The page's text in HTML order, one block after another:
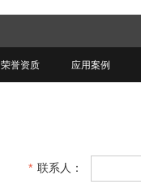
荣誉资质 应用案例
* 联系人：